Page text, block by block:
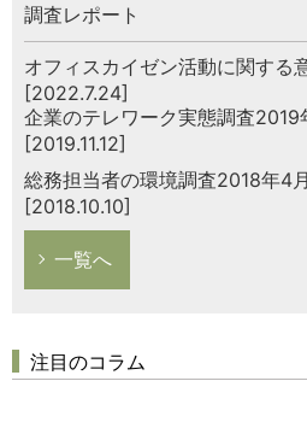
調査レポート
オフィスカイゼン活動に関する
[2022.7.24]
企業のテレワーク実態調査2019
[2019.11.12]
総務担当者の環境調査2018年4
[2018.10.10]
一覧へ
注目のコラム